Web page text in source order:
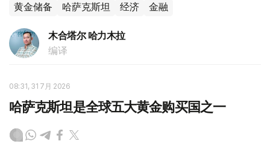
黄金储备 哈萨克斯坦 经济 金融
木合塔尔 哈力木拉
编译
08:31, 31 7月 2026
哈萨克斯坦是全球五大黄金购买国之一